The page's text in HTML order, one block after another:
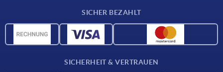
CAD-Daten
SICHER BEZAHLT
SICHERHEIT & VERTRAUEN